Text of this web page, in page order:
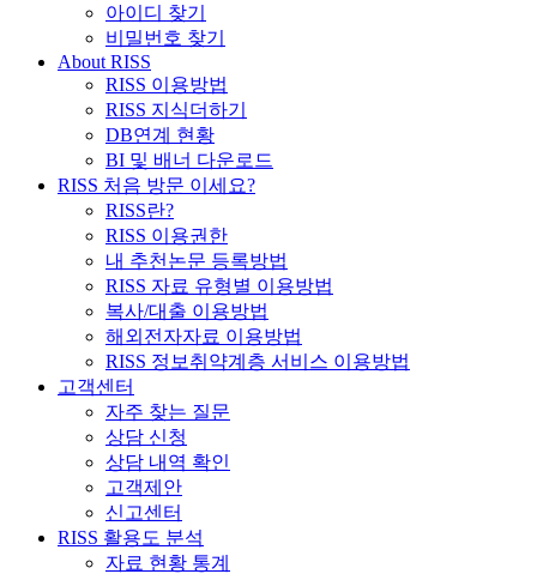
아이디 찾기
비밀번호 찾기
About RISS
RISS 이용방법
RISS 지식더하기
DB연계 현황
BI 및 배너 다운로드
RISS 처음 방문 이세요?
RISS란?
RISS 이용권한
내 추천논문 등록방법
RISS 자료 유형별 이용방법
복사/대출 이용방법
해외전자자료 이용방법
RISS 정보취약계층 서비스 이용방법
고객센터
자주 찾는 질문
상담 신청
상담 내역 확인
고객제안
신고센터
RISS 활용도 분석
자료 현황 통계